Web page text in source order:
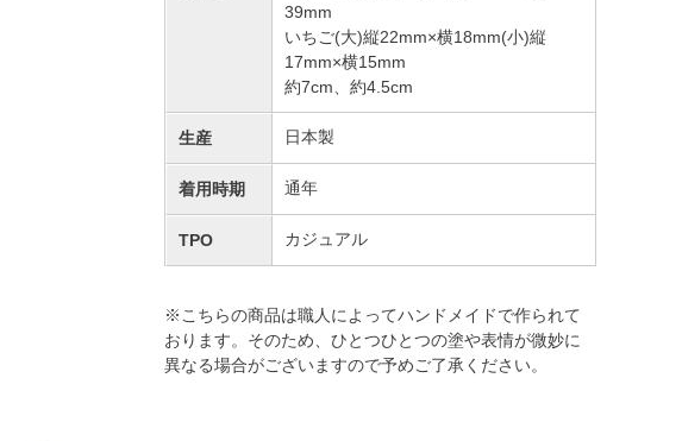
39mm
いちご(大)縦22mm×横18mm(小)縦
17mm×横15mm
約7cm、約4.5cm
生産 日本製
着用時期 通年
TPO カジュアル
※こちらの商品は職人によってハンドメイドで作られて
おります。そのため、ひとつひとつの塗や表情が微妙に
異なる場合がございますので予めご了承ください。